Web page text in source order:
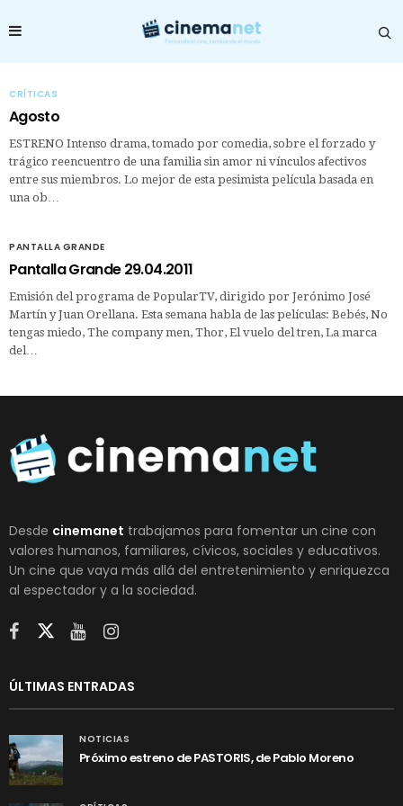
CRÍTICAS
Agosto
ESTRENO Intenso drama, tomado por comedia, sobre el forzado y
trágico reencuentro de una familia sin amor ni vínculos afectivos
entre sus miembros. Lo mejor de esta pesimista película basada en
una ob…
PANTALLA GRANDE
Pantalla Grande 29.04.2011
Emisión del programa de PopularTV, dirigido por Jerónimo José
Martín y Juan Orellana. Esta semana habla de las películas: Bebés, No
tengas miedo, The company men, Thor, El vuelo del tren, La marca
del…
Desde cinemanet trabajamos para fomentar un cine con
valores humanos, familiares, cívicos, sociales y educativos.
Un cine que vaya más allá del entretenimiento y enriquezca
al espectador y a la sociedad.
ÚLTIMAS ENTRADAS
NOTICIAS
Próximo estreno de PASTORIS, de Pablo Moreno